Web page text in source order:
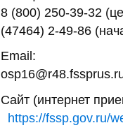
8 (800) 250-39-32
(47464) 2-49-86
Email:
Сайт (интернет
https://fssp.gov.ru/